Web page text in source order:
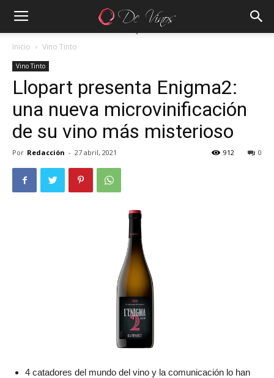
Inicio Vino Tinto
Vino Tinto
Llopart presenta Enigma2:
una nueva microvinificación
de su vino más misterioso
Por Redacción - 27 abril, 2021 0
912
4 catadores del mundo del vino y la comunicación lo han